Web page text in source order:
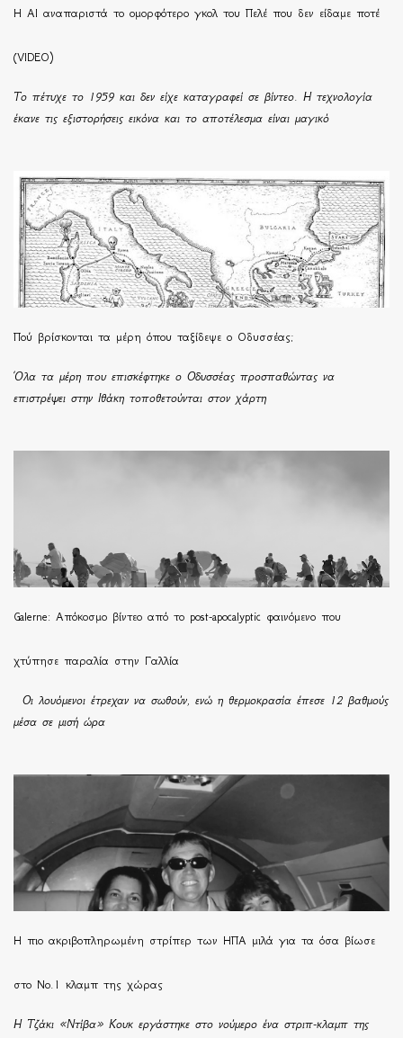
Η ΑΙ αναπαριστά το ομορφότερο γκολ του Πελέ που δεν είδαμε ποτέ
(VIDEO)
Το πέτυχε το 1959 και δεν είχε καταγραφεί σε βίντεο. Η τεχνολογία
έκανε τις εξιστορήσεις εικόνα και το αποτέλεσμα είναι μαγικό
Πού βρίσκονται τα μέρη όπου ταξίδεψε ο Οδυσσέας;
Όλα τα μέρη που επισκέφτηκε ο Οδυσσέας προσπαθώντας να
επιστρέψει στην Ιθάκη τοποθετούνται στον χάρτη
Galerne: Απόκοσμο βίντεο από το post-apocalyptic φαινόμενο που
χτύπησε παραλία στην Γαλλία
Οι λουόμενοι έτρεχαν να σωθούν, ενώ η θερμοκρασία έπεσε 12 βαθμούς
μέσα σε μισή ώρα
H πιο ακριβοπληρωμένη στρίπερ των ΗΠΑ μιλά για τα όσα βίωσε
στο Νο.1 κλαμπ της χώρας
Η Τζάκι «Ντίβα» Κουκ εργάστηκε στο νούμερο ένα στριπ-κλαμπ της